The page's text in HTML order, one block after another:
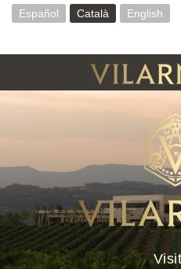
VésEspañol Català English